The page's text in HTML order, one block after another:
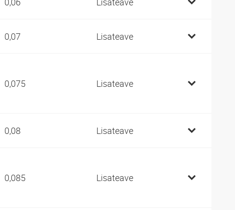
0,07 Lisateave
0,075 Lisateave
0,08 Lisateave
0,085 Lisateave